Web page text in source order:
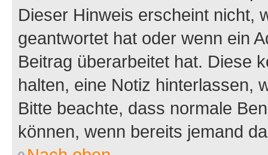
Dieser Hinweis erscheint nicht,
geantwortet hat oder wenn ein
Beitrag überarbeitet hat. Diese
halten, eine Notiz hinterlassen,
Bitte beachte, dass normale
können, wenn bereits jemand